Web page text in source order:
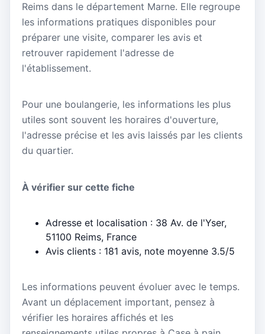
Reims dans le département Marne. Elle regroupe
les informations pratiques disponibles pour
préparer une visite, comparer les avis et
retrouver rapidement l'adresse de
l'établissement.
Pour une boulangerie, les informations les plus
utiles sont souvent les horaires d'ouverture,
l'adresse précise et les avis laissés par les clients
du quartier.
À vérifier sur cette fiche
Adresse et localisation : 38 Av. de l'Yser,
51100 Reims, France
Avis clients : 181 avis, note moyenne 3.5/5
Les informations peuvent évoluer avec le temps.
Avant un déplacement important, pensez à
vérifier les horaires affichés et les